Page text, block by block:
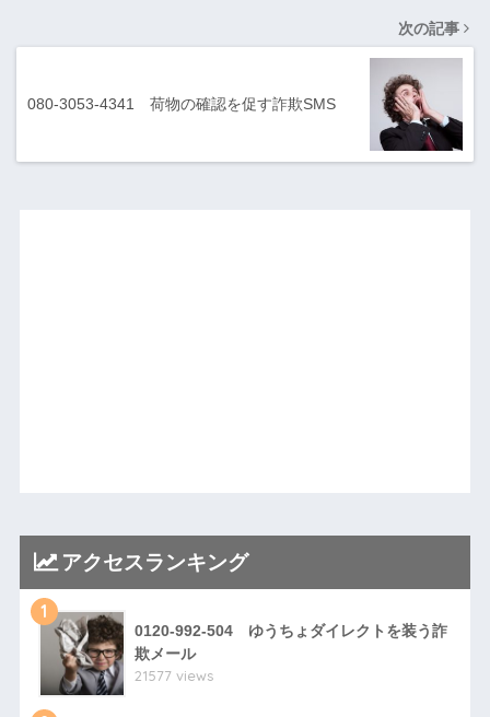
次の記事
080-3053-4341 荷物の確認を促す詐欺SMS
アクセスランキング
1
0120-992-504 ゆうちょダイレクトを装う詐
欺メール
21577 views